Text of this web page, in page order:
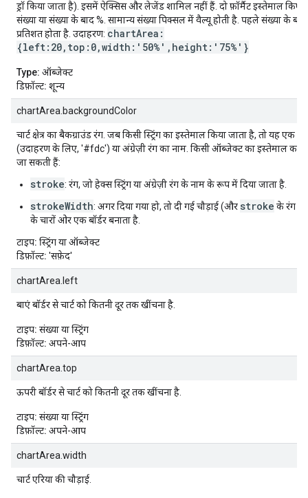
ड्रॉ किया जाता है). इसमें ऐक्सिस और लेजेंड शामिल नहीं हैं. दो फ़ॉर्मैट इस्तेमाल किए
संख्या या संख्या के बाद %. सामान्य संख्या पिक्सल में वैल्यू होती है. पहले संख्या के
प्रतिशत होता है. उदाहरण: chartArea:
{left:20,top:0,width:'50%',height:'75%'}
Type: ऑब्जेक्ट
डिफ़ॉल्ट: शून्य
chartArea.backgroundColor
चार्ट क्षेत्र का बैकग्राउंड रंग. जब किसी स्ट्रिंग का इस्तेमाल किया जाता है, तो यह एक
(उदाहरण के लिए, '#fdc') या अंग्रेज़ी रंग का नाम. किसी ऑब्जेक्ट का इस्तेमाल करते
जा सकती हैं:
stroke: रंग, जो हेक्स स्ट्रिंग या अंग्रेज़ी रंग के नाम के रूप में दिया जाता है.
strokeWidth: अगर दिया गया हो, तो दी गई चौड़ाई (और stroke के रंग के
के चारों ओर एक बॉर्डर बनाता है.
टाइप: स्ट्रिंग या ऑब्जेक्ट
डिफ़ॉल्ट: 'सफ़ेद'
chartArea.left
बाएं बॉर्डर से चार्ट को कितनी दूर तक खींचना है.
टाइप: संख्या या स्ट्रिंग
डिफ़ॉल्ट: अपने-आप
chartArea.top
ऊपरी बॉर्डर से चार्ट को कितनी दूर तक खींचना है.
टाइप: संख्या या स्ट्रिंग
डिफ़ॉल्ट: अपने-आप
chartArea.width
चार्ट एरिया की चौड़ाई.